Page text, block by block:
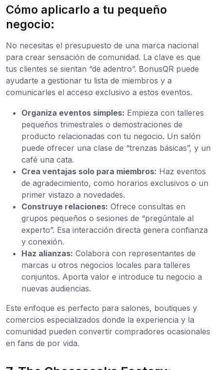
Cómo aplicarlo a tu pequeño
negocio:
No necesitas el presupuesto de una marca nacional
para crear sensación de comunidad. La clave es que
tus clientes se sientan “de adentro”. BonusQR puede
ayudarte a gestionar tu lista de miembros y a
comunicarles el acceso exclusivo a estos eventos.
Organiza eventos simples: Empieza con talleres
pequeños trimestrales o demostraciones de
producto relacionadas con tu negocio. Un salón
puede ofrecer una clase de “trenzas básicas”, y un
café una cata.
Crea ventajas solo para miembros: Haz eventos
de agradecimiento, como horarios exclusivos o un
primer vistazo a novedades.
Construye relaciones: Ofrece consultas en
grupos pequeños o sesiones de “pregúntale al
experto”. Esa interacción directa genera confianza
y conexión.
Haz alianzas: Colabora con representantes de
marcas u otros negocios locales para talleres
conjuntos. Aporta valor e introduce tu negocio a
nuevas audiencias.
Este enfoque es perfecto para salones, boutiques y
comercios especializados donde la experiencia y la
comunidad pueden convertir compradores ocasionales
en fans de por vida.